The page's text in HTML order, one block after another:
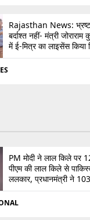
Rajasthan News:
बर्दाश्त नहीं- मंत्री
में ई-मित्र का लाइसेंस किया
PM मोदी ने लाल किले पर
पीएम की लाल किले से
ललकार, प्रधानमंत्री ने